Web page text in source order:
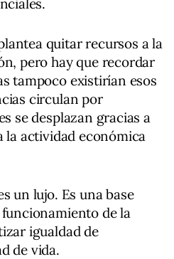
quitar recursos a la
pero hay que recordar
tampoco existirían esos
circulan por
se desplazan gracias a
actividad económica
un lujo. Es una base
de la
igualdad de
de vida.